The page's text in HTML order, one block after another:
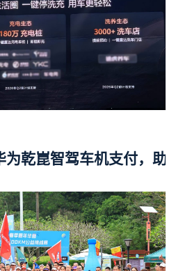
为乾崑智驾车机支付，助